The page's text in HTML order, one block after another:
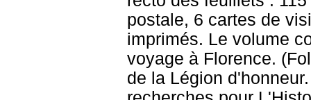
postale, 6 cartes de
imprimés. Le volume
voyage à Florence.
de la Légion